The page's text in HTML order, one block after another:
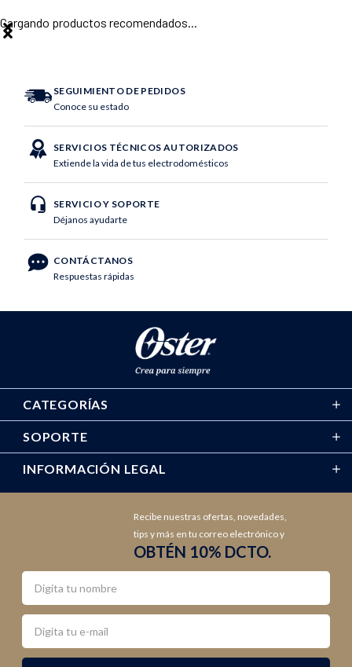
Cargando productos recomendados...
SEGUIMIENTO DE PEDIDOS
Conoce su estado
SERVICIOS TÉCNICOS AUTORIZADOS
Extiende la vida de tus electrodomésticos
SERVICIO Y SOPORTE
Déjanos ayudarte
CONTÁCTANOS
Respuestas rápidas
CATEGORÍAS
SOPORTE
INFORMACIÓN LEGAL
Recibe nuestras ofertas, novedades,
tips y más en tu correo electrónico y
OBTÉN 10% DCTO.
Nombre
Email